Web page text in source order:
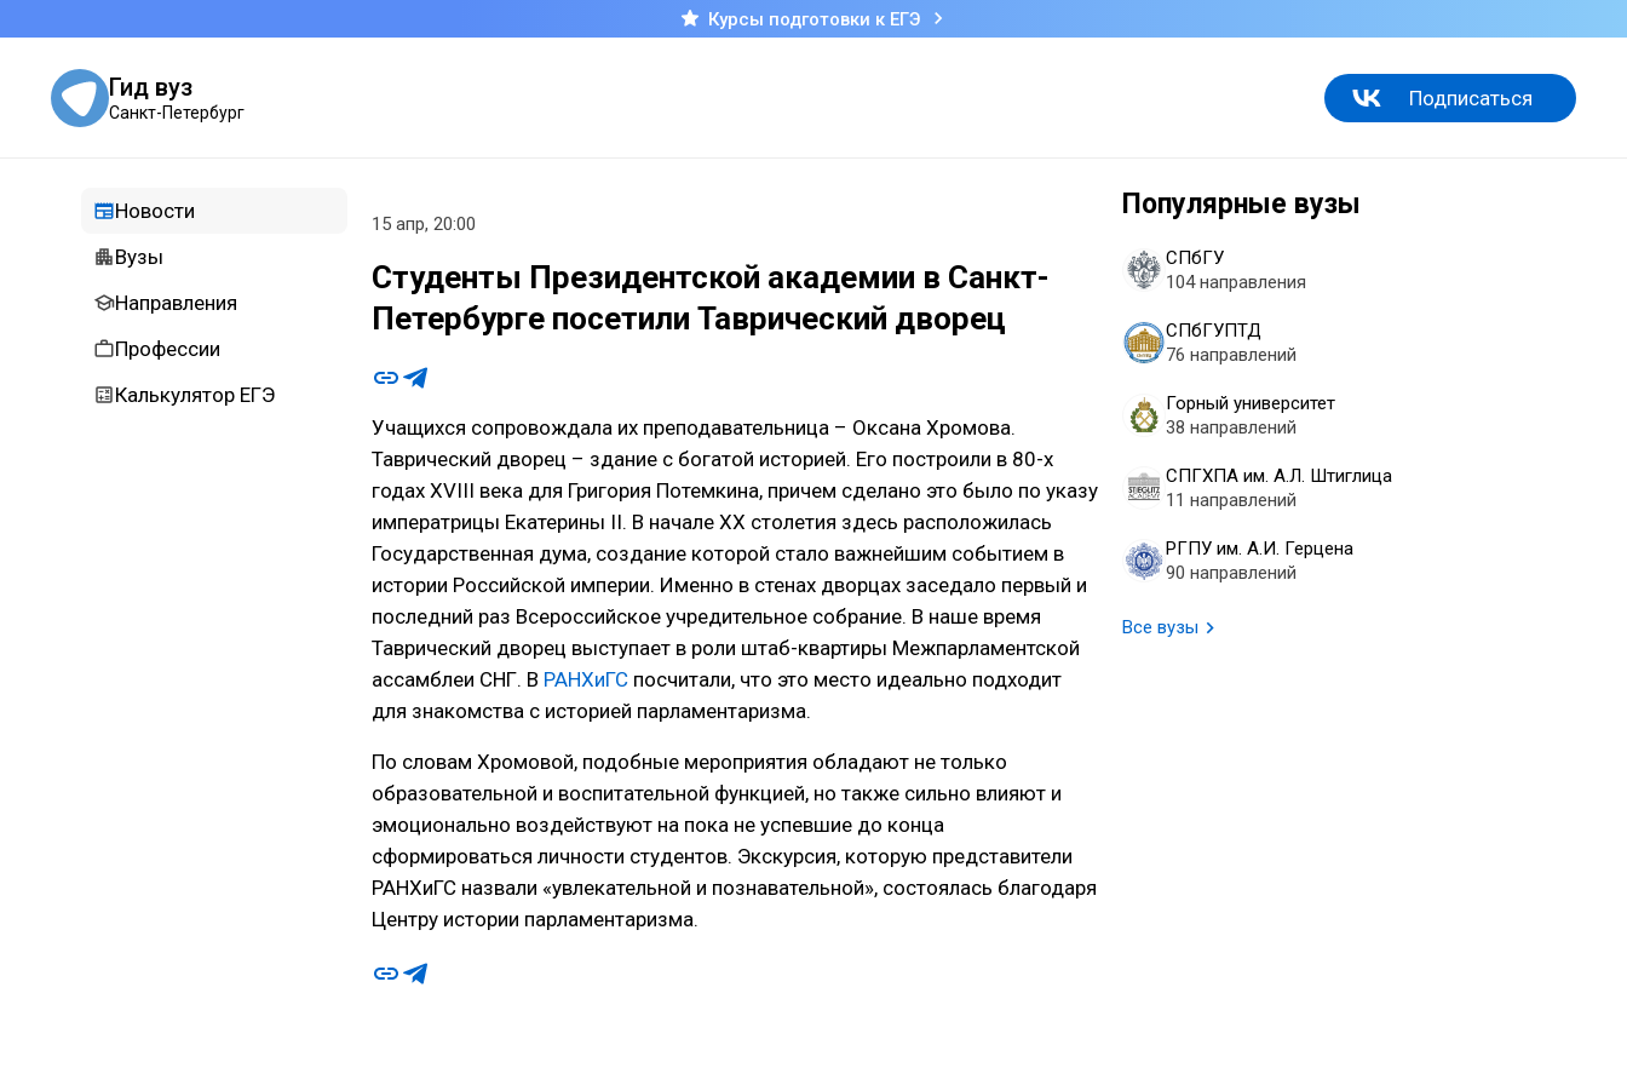
Курсы подготовки к ЕГЭ
Гид вуз
Санкт-Петербург
Подписаться
Новости
Вузы
Направления
Профессии
Калькулятор ЕГЭ
Популярные вузы
СПбГУ
104 направления
СПбГУПТД
76 направлений
Горный университет
38 направлений
СПГХПА им. А.Л. Штиглица
11 направлений
РГПУ им. А.И. Герцена
90 направлений
Все вузы
15 апр, 20:00
Студенты Президентской академии в Санкт-
Петербурге посетили Таврический дворец
Учащихся сопровождала их преподавательница – Оксана Хромова.
Таврический дворец – здание с богатой историей. Его построили в 80-х
годах XVIII века для Григория Потемкина, причем сделано это было по указу
императрицы Екатерины II. В начале XX столетия здесь расположилась
Государственная дума, создание которой стало важнейшим событием в
истории Российской империи. Именно в стенах дворцах заседало первый и
последний раз Всероссийское учредительное собрание. В наше время
Таврический дворец выступает в роли штаб-квартиры Межпарламентской
ассамблеи СНГ. В РАНХиГС посчитали, что это место идеально подходит
для знакомства с историей парламентаризма.
По словам Хромовой, подобные мероприятия обладают не только
образовательной и воспитательной функцией, но также сильно влияют и
эмоционально воздействуют на пока не успевшие до конца
сформироваться личности студентов. Экскурсия, которую представители
РАНХиГС назвали «увлекательной и познавательной», состоялась благодаря
Центру истории парламентаризма.